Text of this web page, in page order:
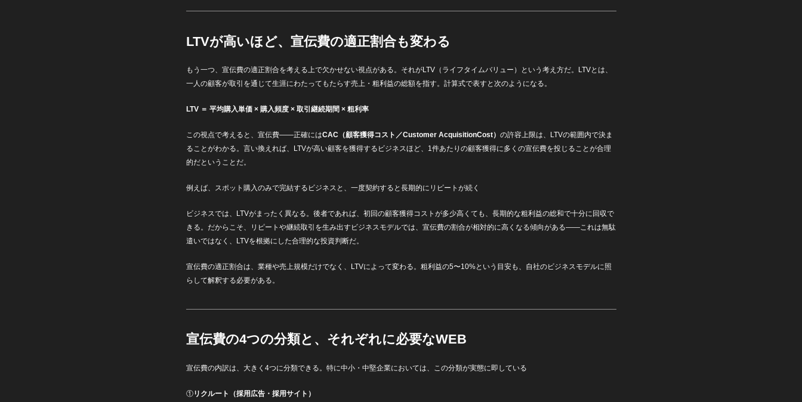
LTVが高いほど、宣伝費の適正割合も変わる
もう一つ、宣伝費の適正割合を考える上で欠かせない視点がある。それがLTV（ライフタイムバリュー）という考え方だ。LTVとは、
一人の顧客が取引を通じて生涯にわたってもたらす売上・粗利益の総額を指す。計算式で表すと次のようになる。
LTV ＝ 平均購入単価 × 購入頻度 × 取引継続期間 × 粗利率
この視点で考えると、宣伝費——正確にはCAC（顧客獲得コスト／Customer AcquisitionCost） の許容上限は、LTVの範囲内で決ま
ることがわかる。言い換えれば、LTVが高い顧客を獲得するビジネスほど、1件あたりの顧客獲得に多くの宣伝費を投じることが合理
的だということだ。
例えば、スポット購入のみで完結するビジネスと、一度契約すると長期的にリピートが続く
ビジネスでは、LTVがまったく異なる。後者であれば、初回の顧客獲得コストが多少高くても、長期的な粗利益の総和で十分に回収で
きる。だからこそ、リピートや継続取引を生み出すビジネスモデルでは、宣伝費の割合が相対的に高くなる傾向がある——これは無駄
遣いではなく、LTVを根拠にした合理的な投資判断だ。
宣伝費の適正割合は、業種や売上規模だけでなく、LTVによって変わる。粗利益の5〜10%という目安も、自社のビジネスモデルに照
らして解釈する必要がある。
宣伝費の4つの分類と、それぞれに必要なWEB
宣伝費の内訳は、大きく4つに分類できる。特に中小・中堅企業においては、この分類が実態に即している
①リクルート（採用広告・採用サイト）